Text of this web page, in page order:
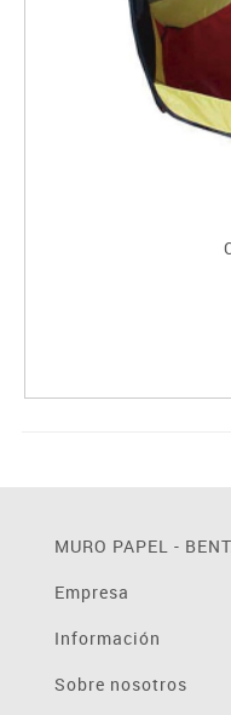
MURO PAPEL -
Empresa
Información
Sobre nosotros